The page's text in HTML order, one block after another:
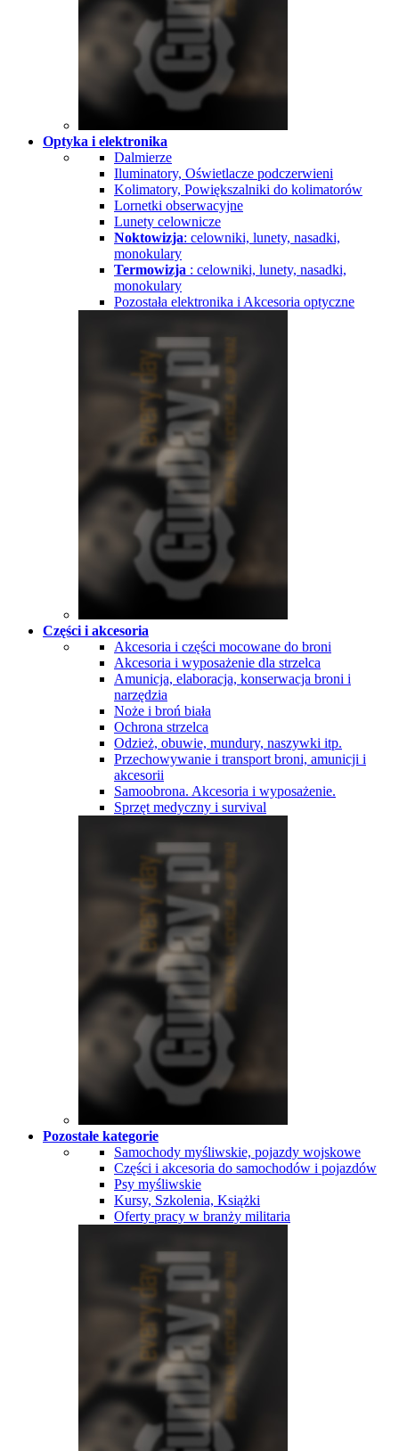
Optyka i elektronika
Dalmierze
Iluminatory, Oświetlacze podczerwieni
Kolimatory, Powiększalniki do kolimatorów
Lornetki obserwacyjne
Lunety celownicze
Noktowizja: celowniki, lunety, nasadki,
monokulary
Termowizja : celowniki, lunety, nasadki,
monokulary
Pozostała elektronika i Akcesoria optyczne
Części i akcesoria
Akcesoria i części mocowane do broni
Akcesoria i wyposażenie dla strzelca
Amunicja, elaboracja, konserwacja broni i
narzędzia
Noże i broń biała
Ochrona strzelca
Odzież, obuwie, mundury, naszywki itp.
Przechowywanie i transport broni, amunicji i
akcesorii
Samoobrona. Akcesoria i wyposażenie.
Sprzęt medyczny i survival
Pozostałe kategorie
Samochody myśliwskie, pojazdy wojskowe
Części i akcesoria do samochodów i pojazdów
Psy myśliwskie
Kursy, Szkolenia, Książki
Oferty pracy w branży militaria